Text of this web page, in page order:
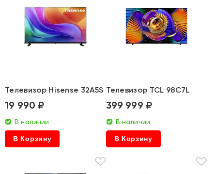
Телевизор Hisense 32A5S
19 990 ₽
В наличии
В Корзину
Телевизор TCL 98C7L
399 999 ₽
В наличии
В Корзину